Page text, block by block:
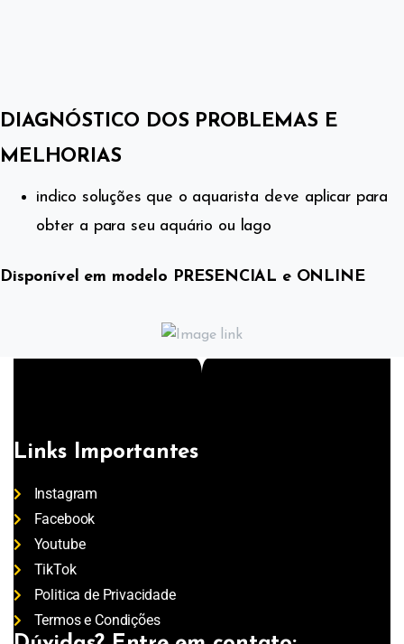
DIAGNÓSTICO DOS PROBLEMAS E
MELHORIAS
indico soluções que o aquarista deve aplicar para
obter a para seu aquário ou lago
Disponível em modelo PRESENCIAL e ONLINE
Links Importantes
Instagram
Facebook
Youtube
TikTok
Politica de Privacidade
Termos e Condições